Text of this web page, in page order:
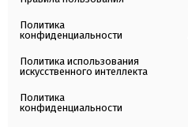
Политика
конфиденциальности
Политика использования
искусственного интеллекта
Политика
конфиденциальности